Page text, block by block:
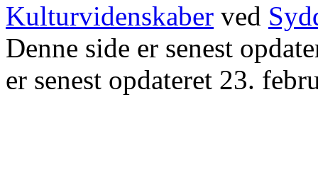
Kulturvidenskaber ved
Denne side er senest
er senest opdateret 23.